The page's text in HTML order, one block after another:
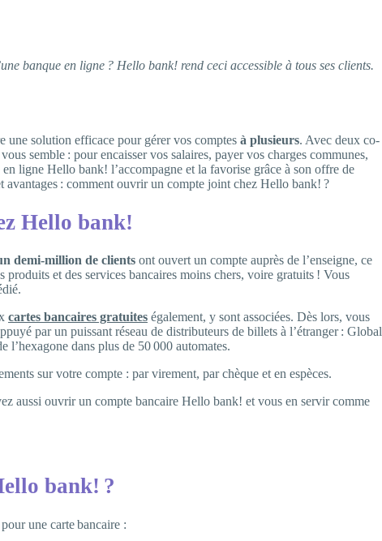
banque en ligne ? Hello bank! rend ceci accessible à tous ses clients.
solution efficace pour gérer vos comptes à plusieurs. Avec deux co-
semble : pour encaisser vos salaires, payer vos charges communes,
en ligne Hello bank! l’accompagne et la favorise grâce à son offre de
avantages : comment ouvrir un compte joint chez Hello bank! ?
Hello bank!
demi-million de clients ont ouvert un compte auprès de l’enseigne, ce
et des services bancaires moins chers, voire gratuits ! Vous
cartes bancaires gratuites également, y sont associées. Dès lors, vous
par un puissant réseau de distributeurs de billets à l’étranger : Global
dans plus de 50 000 automates.
sur votre compte : par virement, par chèque et en espèces.
aussi ouvrir un compte bancaire Hello bank! et vous en servir comme
bank! ?
une carte bancaire :